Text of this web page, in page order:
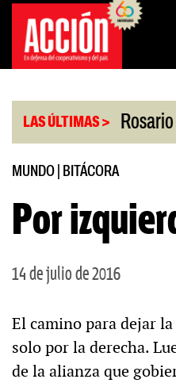
Saltar
contenido
LAS ÚLTIMAS >
la Bolsa de Rosario |
MUNDO BITÁCORA
Por
14 de julio de 2016
El camino para dejar
solo por la derecha.
de la alianza que